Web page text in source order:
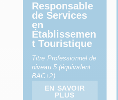
Responsable
de Services
en
Établissemen
t Touristique
Titre Professionnel de
niveau 5 (équivalent
BAC+2)
EN SAVOIR
PLUS